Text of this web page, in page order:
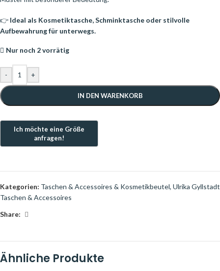
👉 Ideal als Kosmetiktasche, Schminktasche oder stilvolle
Aufbewahrung für unterwegs.
Nur noch 2 vorrätig
- +
IN DEN WARENKORB
Kategorien: Taschen & Accessoires & Kosmetikbeutel, Ulrika Gyllstadt
Taschen & Accessoires
Share:
Ähnliche Produkte